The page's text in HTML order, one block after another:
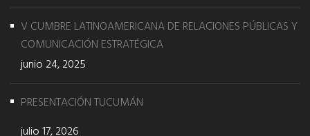
V CUMBRE LATINOAMERICANA DE RELACIONES PÚBLICAS Y
COMUNICACIÓN ESTRATÉGICA
junio 24, 2025
PRESENTACIÓN TUCUMÁN
julio 17, 2026